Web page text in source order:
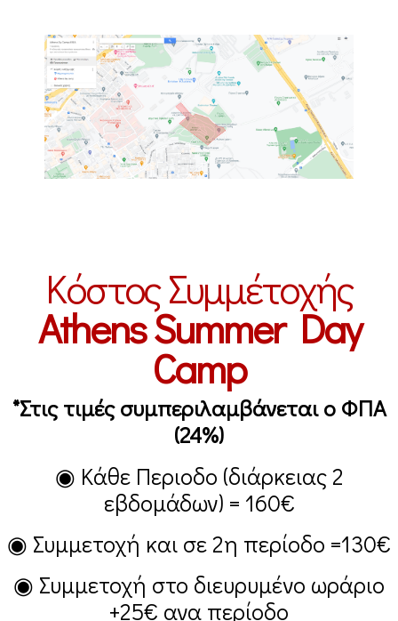
Κόστος Συμμέτοχής
Athens Summer Day
Camp
*Στις τιμές συμπεριλαμβάνεται ο ΦΠΑ
(24%)
◉ Κάθε Περιοδο (διάρκειας 2
εβδομάδων) = 160€
◉ Συμμετοχή και σε 2η περίοδο =130€
◉ Συμμετοχή στο διευρυμένο ωράριο
+25€ ανα περίοδο